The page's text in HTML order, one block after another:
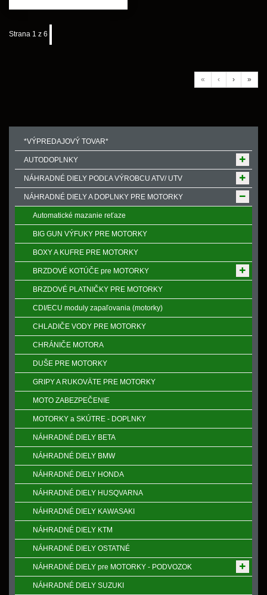
Strana 1 z 6
« ‹ › »
*VÝPREDAJOVÝ TOVAR*
AUTODOPLNKY
NÁHRADNÉ DIELY PODĽA VÝROBCU ATV/ UTV
NÁHRADNÉ DIELY A DOPLNKY PRE MOTORKY
Automatické mazanie reťaze
BIG GUN VÝFUKY PRE MOTORKY
BOXY A KUFRE PRE MOTORKY
BRZDOVÉ KOTÚČE pre MOTORKY
BRZDOVÉ PLATNIČKY PRE MOTORKY
CDI/ECU moduly zapaľovania (motorky)
CHLADIČE VODY PRE MOTORKY
CHRÁNIČE MOTORA
DUŠE PRE MOTORKY
GRIPY A RUKOVӒTE PRE MOTORKY
MOTO ZABEZPEČENIE
MOTORKY a SKÚTRE - DOPLNKY
NÁHRADNÉ DIELY BETA
NÁHRADNÉ DIELY BMW
NÁHRADNÉ DIELY HONDA
NÁHRADNÉ DIELY HUSQVARNA
NÁHRADNÉ DIELY KAWASAKI
NÁHRADNÉ DIELY KTM
NÁHRADNÉ DIELY OSTATNÉ
NÁHRADNÉ DIELY pre MOTORKY - PODVOZOK
NÁHRADNÉ DIELY SUZUKI